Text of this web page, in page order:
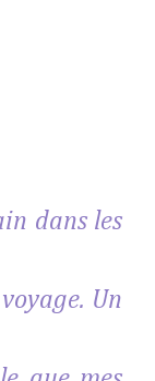
dans les
Un